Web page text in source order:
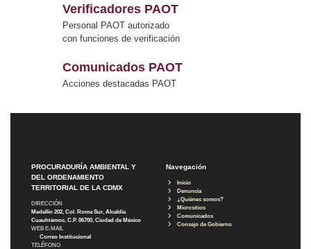
Verificadores PAOT
Personal PAOT autorizado
con funciones de verificación
Comunicados PAOT
Acciones destacadas PAOT
PROCURADURÍA AMBIENTAL Y
DEL ORDENAMIENTO
TERRITORIAL DE LA CDMX
DIRECCIÓN
Medellín 202, Col. Roma Sur, Alcaldía
Cuauhtémoc, C.P. 06700, Ciudad de México
WEB E-MAIL
Correo Institucional
TELÉFONO
Navegación
Inicio
Denuncia
¿Quiénes somos?
Micrositios
Comunicados
Consejo de Gobierno